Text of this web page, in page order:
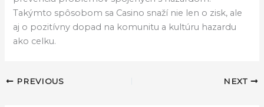
Takýmto spôsobom sa Casino snaží nie len o zisk, ale
aj o pozitívny dopad na komunitu a kultúru hazardu
ako celku.
PREVIOUS NEXT